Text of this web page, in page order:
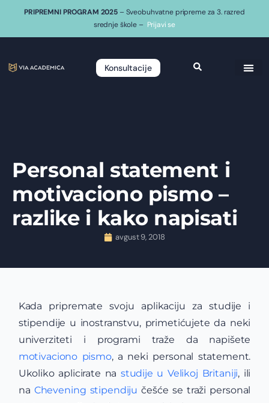
PRIPREMNI PROGRAM 2025 – Sveobuhvatne pripreme za 3. razred
srednje škole – Prijavi se
Konsultacije
Personal statement i
motivaciono pismo –
razlike i kako napisati
avgust 9, 2018
Kada pripremate svoju aplikaciju za studije i
stipendije u inostranstvu, primetićujete da neki
univerziteti i programi traže da napišete
motivaciono pismo, a neki personal statement.
Ukoliko aplicirate na studije u Velikoj Britaniji, ili
na Chevening stipendiju češće se traži personal